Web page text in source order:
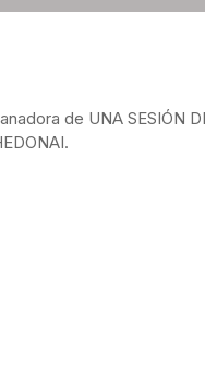
de UNA SESIÓN